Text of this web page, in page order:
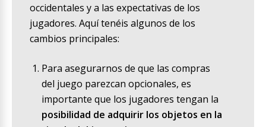
occidentales y a las expectativas de los
jugadores. Aquí tenéis algunos de los
cambios principales:
Para asegurarnos de que las compras
del juego parezcan opcionales, es
importante que los jugadores tengan la
posibilidad de adquirir los objetos en la